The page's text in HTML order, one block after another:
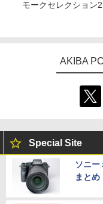
モークセレクション
AKIBA
Special Site
ソニー
まとめ